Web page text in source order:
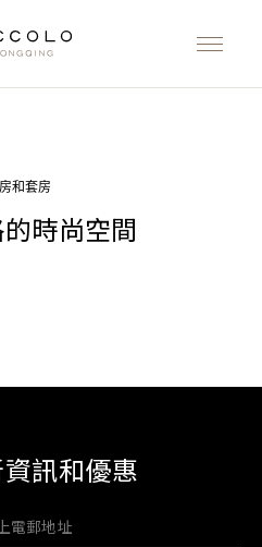
和套房
時尚空間
訊和優惠